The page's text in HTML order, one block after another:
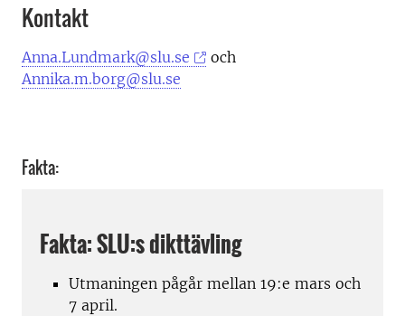
Kontakt
Anna.Lundmark@slu.se
och
Annika.m.borg@slu.se
Fakta:
Fakta: SLU:s dikttävling
Utmaningen pågår mellan 19:e mars och
7 april.